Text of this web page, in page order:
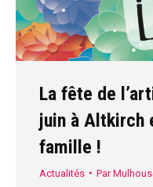
La fête de
juin à Altkirch
famille !
Actualités Par